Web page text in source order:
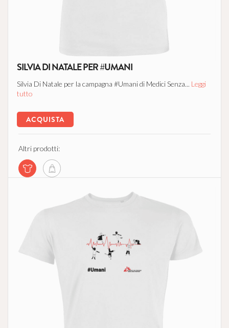
SILVIA DI NATALE PER #UMANI
Silvia Di Natale per la campagna #Umani di Medici Senza... Leggi
tutto
ACQUISTA
Altri prodotti: